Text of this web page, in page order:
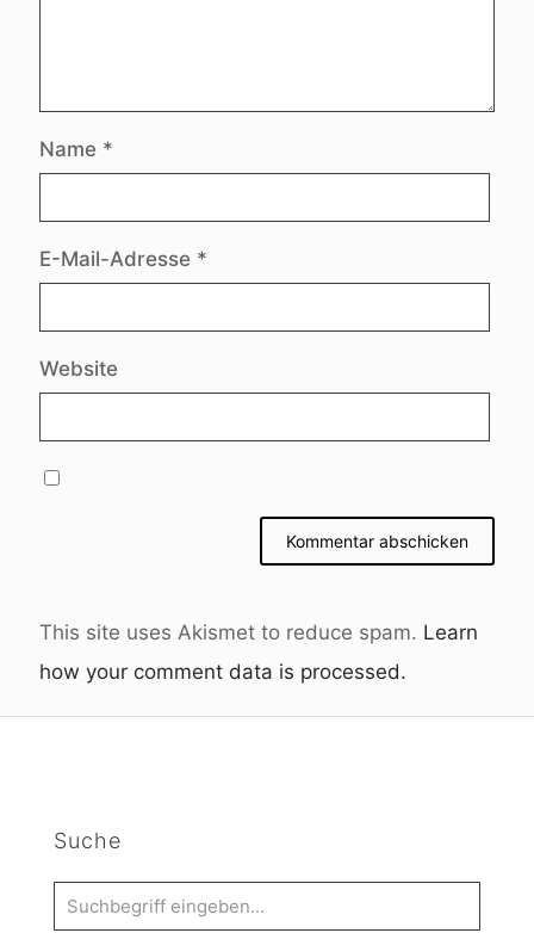
Name *
E-Mail-Adresse *
Website
This site uses Akismet to reduce spam. Learn
how your comment data is processed.
Suche